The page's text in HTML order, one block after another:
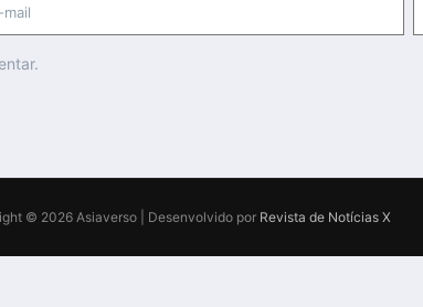
© 2026 Asiaverso | Desenvolvido por Revista de Notícias X